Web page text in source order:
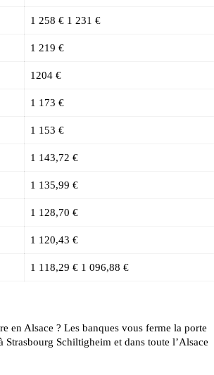
1 258 € 1 231 €
1 219 €
1204 €
1 173 €
1 153 €
1 143,72 €
1 135,99 €
1 128,70 €
1 120,43 €
1 118,29 € 1 096,88 €
en Alsace ? Les banques vous ferme la porte
Schiltigheim et dans toute l’Alsace